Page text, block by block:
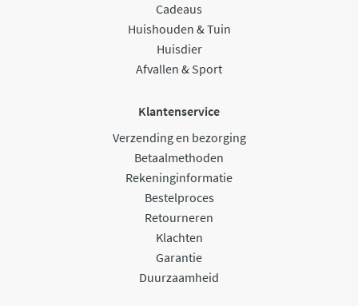
Cadeaus
Huishouden & Tuin
Huisdier
Afvallen & Sport
Klantenservice
Verzending en bezorging
Betaalmethoden
Rekeninginformatie
Bestelproces
Retourneren
Klachten
Garantie
Duurzaamheid